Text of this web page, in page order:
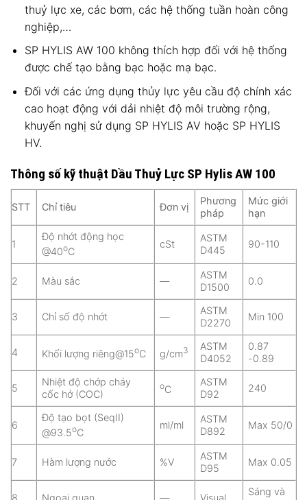
thuỷ lực xe, các bơm, các hệ thống tuần hoàn công
nghiệp,…
SP HYLIS AW 100 không thích hợp đối với hệ thống
được chế tạo bằng bạc hoặc mạ bạc.
Đối với các ứng dụng thủy lực yêu cầu độ chính xác
cao hoạt động với dải nhiệt độ môi trường rộng,
khuyến nghị sử dụng SP HYLIS AV hoặc SP HYLIS
HV.
Thông số kỹ thuật Dầu Thuỷ Lực SP Hylis AW 100
STT Chỉ tiêu Đơn vị
Phương
pháp
Mức giới
hạn
1
Độ nhớt động học
@40oC
cSt
ASTM
D445
90-110
2 Màu sắc —
ASTM
D1500
0.0
3 Chỉ số độ nhớt —
ASTM
D2270
Min 100
4 Khối lượng riêng@15oC g/cm3
ASTM
D4052
0.87
-0.89
5
Nhiệt độ chớp cháy
cốc hở (COC)
oC
ASTM
D92
240
6
Độ tạo bọt (SeqII)
@93.5oC
ml/ml
ASTM
D892
Max 50/0
7 Hàm lượng nước %V
ASTM
D95
Max 0.05
Sáng và